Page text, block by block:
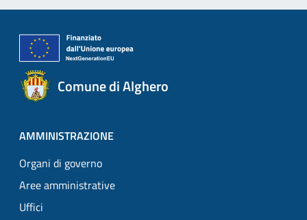
Comune di Alghero
AMMINISTRAZIONE
Organi di governo
Aree amministrative
Uffici